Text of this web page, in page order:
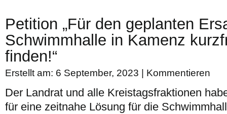
Petition „Für den geplanten
Schwimmhalle in Kamenz
finden!“
Erstellt am: 6 September, 2023 | Kommentieren
Der Landrat und alle Kreistagsfraktionen
für eine zeitnahe Lösung für die